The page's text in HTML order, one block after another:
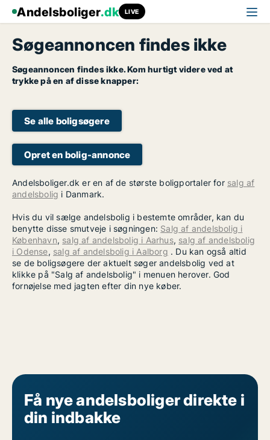
Andelsboliger.dk LIVE
Søgeannoncen findes ikke
Søgeannoncen findes ikke. Kom hurtigt videre ved at
trykke på en af disse knapper:
Se alle boligsøgere
Opret en bolig-annonce
Andelsboliger.dk er en af de største boligportaler for salg af
andelsbolig i Danmark.
Hvis du vil sælge andelsbolig i bestemte områder, kan du
benytte disse smutveje i søgningen: Salg af andelsbolig i
København, salg af andelsbolig i Aarhus, salg af andelsbolig
i Odense, salg af andelsbolig i Aalborg . Du kan også altid
se de boligsøgere der aktuelt søger andelsbolig ved at
klikke på "Salg af andelsbolig" i menuen herover. God
fornøjelse med jagten efter din nye køber.
Få nye andelsboliger direkte i
din indbakke